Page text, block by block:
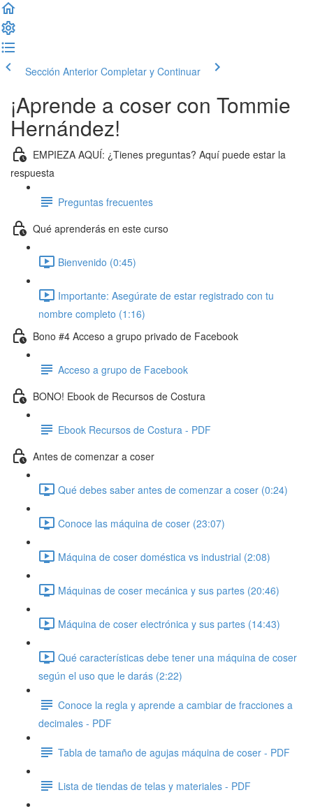
Sección Anterior Completar y Continuar
¡Aprende a coser con Tommie
Hernández!
EMPIEZA AQUÍ: ¿Tienes preguntas? Aquí puede estar la
respuesta
Preguntas frecuentes
Qué aprenderás en este curso
Bienvenido (0:45)
Importante: Asegúrate de estar registrado con tu
nombre completo (1:16)
Bono #4 Acceso a grupo privado de Facebook
Acceso a grupo de Facebook
BONO! Ebook de Recursos de Costura
Ebook Recursos de Costura - PDF
Antes de comenzar a coser
Qué debes saber antes de comenzar a coser (0:24)
Conoce las máquina de coser (23:07)
Máquina de coser doméstica vs industrial (2:08)
Máquinas de coser mecánica y sus partes (20:46)
Máquina de coser electrónica y sus partes (14:43)
Qué características debe tener una máquina de coser
según el uso que le darás (2:22)
Conoce la regla y aprende a cambiar de fracciones a
decimales - PDF
Tabla de tamaño de agujas máquina de coser - PDF
Lista de tiendas de telas y materiales - PDF